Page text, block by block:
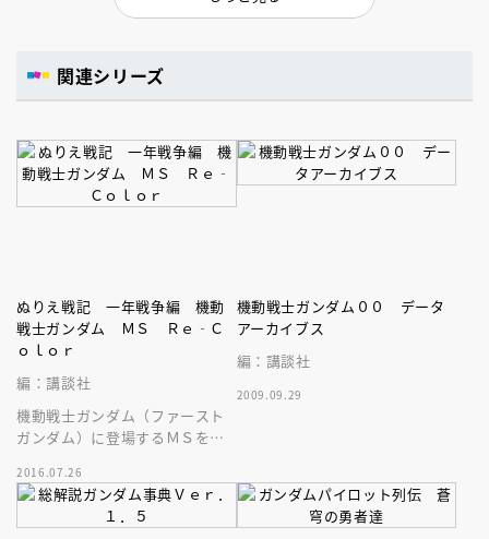
関連シリーズ
ぬりえ戦記 一年戦争編 機動
戦士ガンダム ＭＳ Ｒｅ‐Ｃ
ｏｌｏｒ
編：講談社
機動戦士ガンダム（ファースト
ガンダム）に登場するＭＳを自
が登場だ！
2016.07.26
機動戦士ガンダム００ データ
アーカイブス
編：講談社
2009.09.29